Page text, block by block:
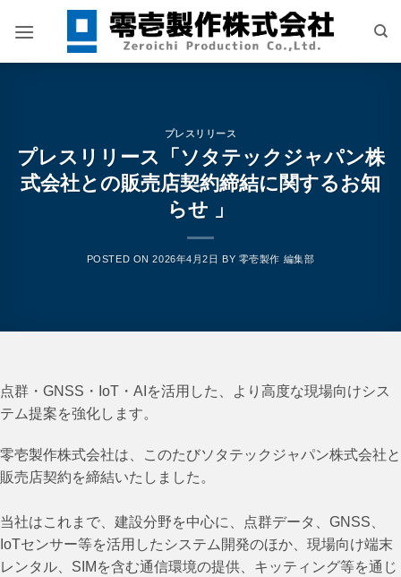
プレスリリース
プレスリリース「ソタテックジャパン株
式会社との販売店契約締結に関するお知
らせ 」
POSTED ON2026年4月2日 BY 零壱製作 編集部
点群・GNSS・IoT・AIを活用した、より高度な現場向けシス
テム提案を強化します。
零壱製作株式会社は、このたびソタテックジャパン株式会社と
販売店契約を締結いたしました。
当社はこれまで、建設分野を中心に、点群データ、GNSS、
IoTセンサー等を活用したシステム開発のほか、現場向け端末
レンタル、SIMを含む通信環境の提供、キッティング等を通じ